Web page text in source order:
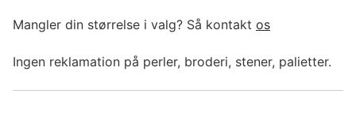
Mangler din størrelse i valg? Så kontakt os
Ingen reklamation på perler, broderi, stener, palietter.